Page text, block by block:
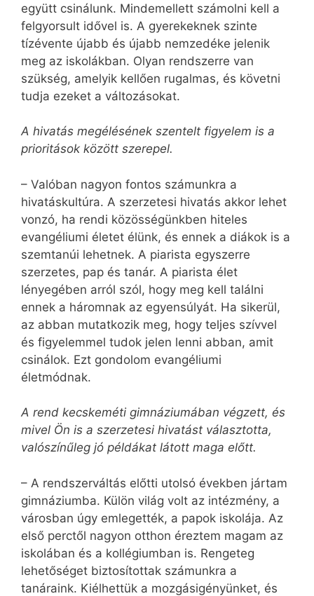
együtt csinálunk. Mindemellett számolni kell a
felgyorsult idővel is. A gyerekeknek szinte
tízévente újabb és újabb nemzedéke jelenik
meg az iskolákban. Olyan rendszerre van
szükség, amelyik kellően rugalmas, és követni
tudja ezeket a változásokat.
A hivatás megélésének szentelt figyelem is a
prioritások között szerepel.
– Valóban nagyon fontos számunkra a
hivatáskultúra. A szerzetesi hivatás akkor lehet
vonzó, ha rendi közösségünkben hiteles
evangéliumi életet élünk, és ennek a diákok is a
szemtanúi lehetnek. A piarista egyszerre
szerzetes, pap és tanár. A piarista élet
lényegében arról szól, hogy meg kell találni
ennek a háromnak az egyensúlyát. Ha sikerül,
az abban mutatkozik meg, hogy teljes szívvel
és figyelemmel tudok jelen lenni abban, amit
csinálok. Ezt gondolom evangéliumi
életmódnak.
A rend kecskeméti gimnáziumában végzett, és
mivel Ön is a szerzetesi hivatást választotta,
valószínűleg jó példákat látott maga előtt.
– A rendszerváltás előtti utolsó években jártam
gimnáziumba. Külön világ volt az intézmény, a
városban úgy emlegették, a papok iskolája. Az
első perctől nagyon otthon éreztem magam az
iskolában és a kollégiumban is. Rengeteg
lehetőséget biztosítottak számunkra a
tanáraink. Kiélhettük a mozgásigényünket, és